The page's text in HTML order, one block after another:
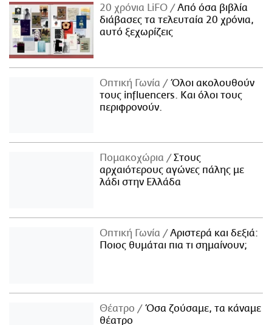
20 χρόνια LiFO
Από όσα βιβλία
διάβασες τα τελευταία 20 χρόνια,
αυτό ξεχωρίζεις
Οπτική Γωνία
Όλοι ακολουθούν
τους influencers. Και όλοι τους
περιφρονούν.
Πομακοχώρια
Στους
αρχαιότερους αγώνες πάλης με
λάδι στην Ελλάδα
Οπτική Γωνία
Αριστερά και δεξιά:
Ποιος θυμάται πια τι σημαίνουν;
Θέατρο
Όσα ζούσαμε, τα κάναμε
θέατρο